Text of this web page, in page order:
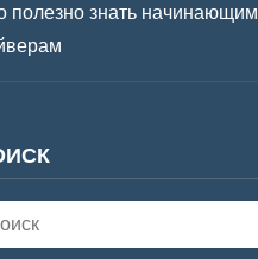
полезно знать начинающим